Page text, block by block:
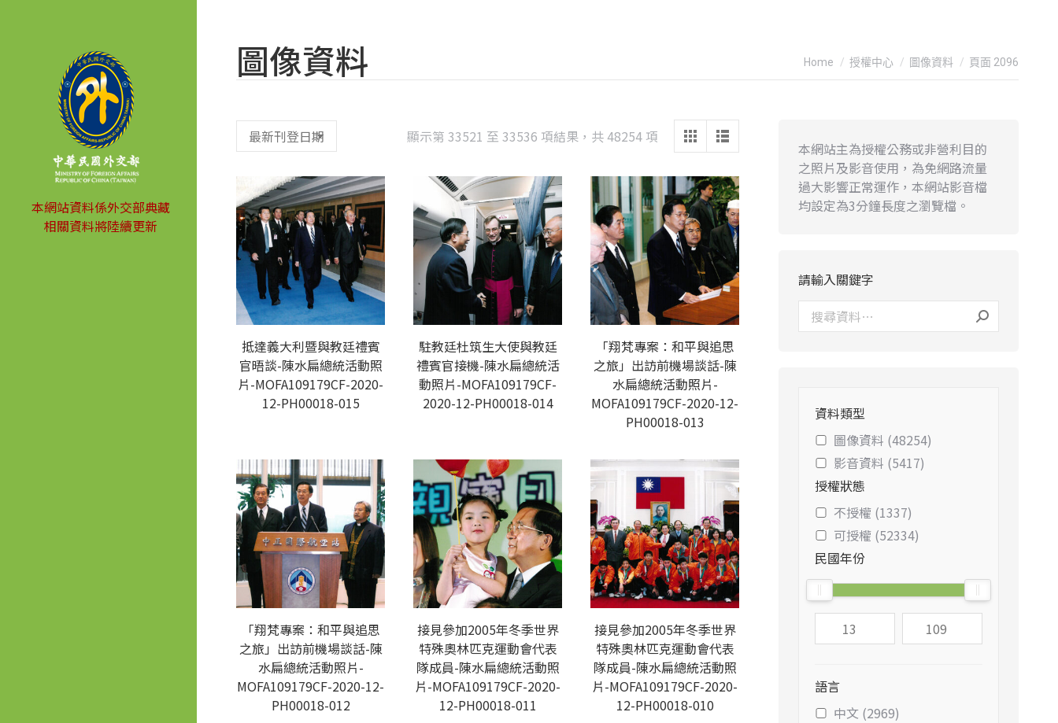
本網站資料係外交部典藏
相關資料將陸續更新
圖像資料 You are here:
Home 授權中心 圖像資料 頁面 2096
顯示第 33521 至 33536 項結果，共 48254 項 Sorted
latest
抵達義大利暨與教廷禮賓
官晤談-陳水扁總統活動照
片-MOFA109179CF-2020-
12-PH00018-015
駐教廷杜筑生大使與教廷
禮賓官接機-陳水扁總統活
動照片-MOFA109179CF-
2020-12-PH00018-014
「翔梵專案：和平與追思
之旅」出訪前機場談話-陳
水扁總統活動照片-
MOFA109179CF-2020-12-
PH00018-013
「翔梵專案：和平與追思
之旅」出訪前機場談話-陳
水扁總統活動照片-
MOFA109179CF-2020-12-
PH00018-012
接見參加2005年冬季世界
特殊奧林匹克運動會代表
隊成員-陳水扁總統活動照
片-MOFA109179CF-2020-
12-PH00018-011
接見參加2005年冬季世界
特殊奧林匹克運動會代表
隊成員-陳水扁總統活動照
片-MOFA109179CF-2020-
12-PH00018-010
本網站主為授權公務或非營利目的
之照片及影音使用，為免網路流量
過大影響正常運作，本網站影音檔
均設定為3分鐘長度之瀏覽檔。
請輸入關鍵字
資料類型
圖像資料 (48254)
影音資料 (5417)
授權狀態
不授權 (1337)
可授權 (52334)
民國年份
語言
中文 (2969)